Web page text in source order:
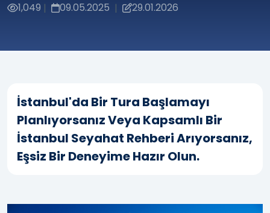
1,049 | 09.05.2025 | 29.01.2026
İstanbul'da Bir Tura Başlamayı
Planlıyorsanız Veya Kapsamlı Bir
İstanbul Seyahat Rehberi Arıyorsanız,
Eşsiz Bir Deneyime Hazır Olun.